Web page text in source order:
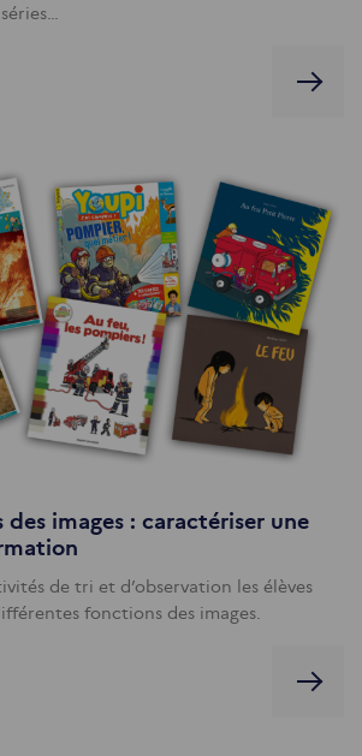
des images : caractériser une
de tri et d’observation les élèves
fonctions des images.